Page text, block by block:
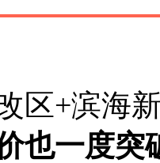
区+滨海
也一度突